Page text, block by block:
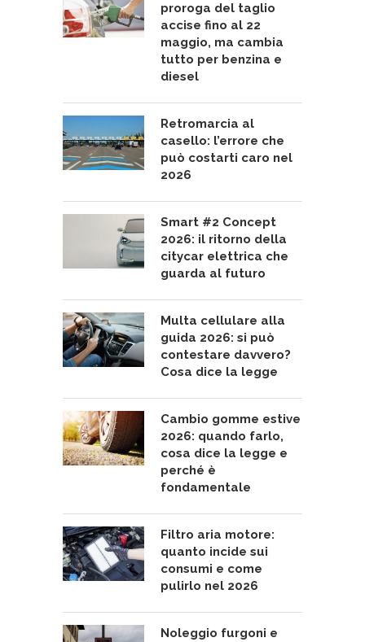
proroga del taglio
accise fino al 22
maggio, ma cambia
tutto per benzina e
diesel
Retromarcia al
casello: l’errore che
può costarti caro nel
2026
Smart #2 Concept
2026: il ritorno della
citycar elettrica che
guarda al futuro
Multa cellulare alla
guida 2026: si può
contestare davvero?
Cosa dice la legge
Cambio gomme estive
2026: quando farlo,
cosa dice la legge e
perché è
fondamentale
Filtro aria motore:
quanto incide sui
consumi e come
pulirlo nel 2026
Noleggio furgoni e